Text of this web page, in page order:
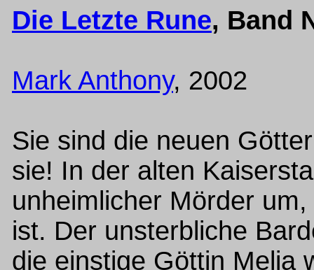
Die Letzte Rune, Band
Mark Anthony, 2002
Sie sind die neuen
sie! In der alten
unheimlicher Mörder
ist. Der unsterbliche
die einstige Göttin Melia